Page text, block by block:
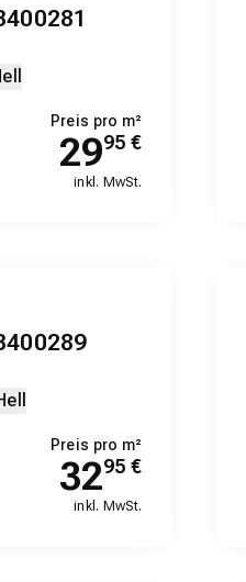
Preis pro m²
2995 €
inkl. MwSt.
Preis pro m²
3295 €
inkl. MwSt.